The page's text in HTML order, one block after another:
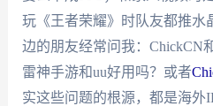
玩《王者荣耀》时队友都推水
边的朋友经常问我：ChickCN
雷神手游和uu好用吗？或者
实这些问题的根源，都是海外